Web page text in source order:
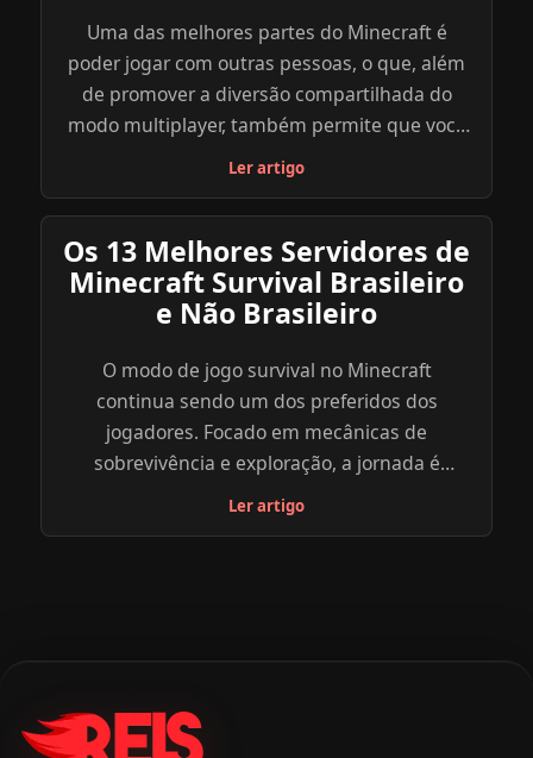
Uma das melhores partes do Minecraft é
poder jogar com outras pessoas, o que, além
de promover a diversão compartilhada do
modo multiplayer, também permite que você
explore uma diversidade de outros objetivos,
dos servidores criados por outros jogadores.
Abaixo, reunimos uma lista com os melhores
servidores de Minecraft para você se divertir e
explorar. Navegue com calma, atente para as
que parece mais ideal para você e seus
amigos. Para saber mais sobre o servidor que
você escolher, clique no link indicado do site
oficial do server ou explore você mesmo
através do endereço de IP.
Ler artigo
Os 13 Melhores Servidores de
Minecraft Survival Brasileiro
e Não Brasileiro
O modo de jogo survival no Minecraft
continua sendo um dos preferidos dos
jogadores. Focado em mecânicas de
sobrevivência e exploração, a jornada é
sempre emocionante. E quando se trata de
Minecraft survival brasileiro ou não brasileiro e
quer saber tudo sobre cada um dos servers,
Ler artigo